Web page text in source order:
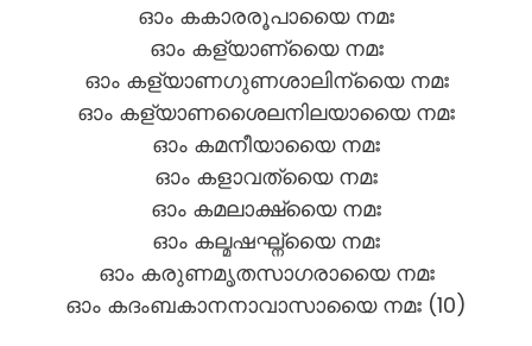
ഓം കകാരരൂപായൈ നമഃ
ഓം കള്യാണ്യൈ നമഃ
ഓം കള്യാണഗുണശാലിന്യൈ നമഃ
ഓം കള്യാണശൈലനിലയായൈ നമഃ
ഓം കമനീയായൈ നമഃ
ഓം കളാവത്യൈ നമഃ
ഓം കമലാക്ഷ്യൈ നമഃ
ഓം കല്മഷഘ്ന്യൈ നമഃ
ഓം കരുണമൃതസാഗരായൈ നമഃ
ഓം കദംബകാനനാവാസായൈ നമഃ (10)